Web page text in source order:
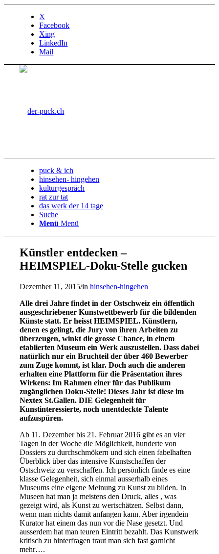
X
Facebook
Xing
LinkedIn
Mail
puck & ich
hinsehen- hingehen
kulturgespräch
rat zur tat
das werk der 14 tage
Suche
Menü Menü
Künstler entdecken –
HEIMSPIEL-Doku-Stelle gucken
Dezember 11, 2015/inhinsehen-hingehen
Alle drei Jahre findet in der Ostschweiz ein öffentlich
ausgeschriebener Kunstwettbewerb für die bildenden
Künste statt. Er heisst HEIMSPIEL. Künstlern,
denen es gelingt, die Jury von ihren Arbeiten zu
überzeugen, winkt die grosse Chance, in einem
etablierten Museum ein Werk auszustellen. Dass dabei
natürlich nur ein Bruchteil der über 460 Bewerber
zum Zuge kommt, ist klar. Doch auch die anderen
erhalten eine Plattform für die Präsentation ihres
Wirkens: Im Rahmen einer für das Publikum
zugänglichen Doku-Stelle! Dieses Jahr ist diese im
Nextex St.Gallen. DIE Gelegenheit für
Kunstinteressierte, noch unentdeckte Talente
aufzuspüren.
Ab 11. Dezember bis 21. Februar 2016 gibt es an vier
Tagen in der Woche die Möglichkeit, hunderte von
Dossiers zu durchschmökern und sich einen fabelhaften
Überblick über das intensive Kunstschaffen der
Ostschweiz zu verschaffen. Ich persönlich finde es eine
klasse Gelegenheit, sich einmal ausserhalb eines
Museums eine eigene Meinung zu Kunst zu bilden. In
Museen hat man ja meistens den Druck, alles , was
gezeigt wird, als Kunst zu wertschätzen. Selbst dann,
wenn man nichts damit anfangen kann. Aber irgendein
Kurator hat einem das nun vor die Nase gesetzt. Und
ausserdem hat man teuren Eintritt bezahlt. Das Kunstwerk
kritisch zu hinterfragen traut man sich fast garnicht
mehr….